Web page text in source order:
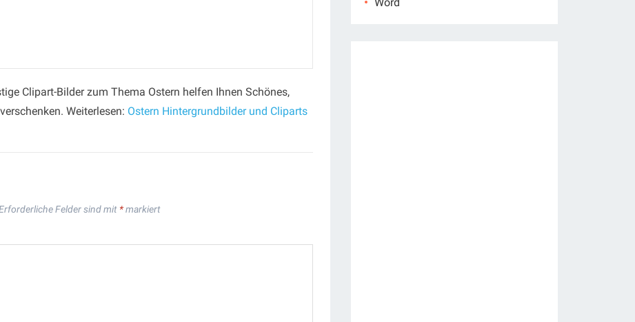
Clipart-Bilder zum Thema Ostern helfen Ihnen Schönes,
Weiterlesen: Ostern Hintergrundbilder und Cliparts
Felder sind mit *markiert